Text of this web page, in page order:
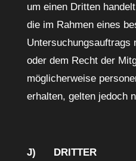
um einen Dritten
die im Rahmen eines
Untersuchungsauftrags
oder dem Recht der
möglicherweise
erhalten, gelten jedoch
J) DRITTER